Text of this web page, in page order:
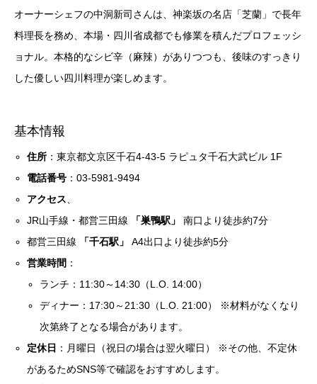
オーナーシェフの中洞新司さんは、神楽坂の名店「芝蘭」で長年
料理長を務め、本場・四川省成都でも修業を積んだプロフェッシ
ョナル。本格的なシビ辛（麻辣）がありつつも、後味のすっきり
した優しい四川料理が楽しめます。
基本情報
住所 ：東京都文京区千石4-43-5 ラピュタ千石大武ビル 1F
電話番号 ：03-5981-9494
アクセス、
JR山手線・都営三田線
「巣鴨駅」
南口より徒歩約7分
都営三田線
「千石駅」
A4出口より徒歩約5分
営業時間 ：
ランチ：11:30～14:30（L.O. 14:00）
ディナー：17:30～21:30（L.O. 21:00） ※材料がなくなり
次第終了となる場合があります。
定休日 ：月曜日（祝日の場合は翌火曜日） ※その他、不定休
があるためSNS等で確認をおすすめします。